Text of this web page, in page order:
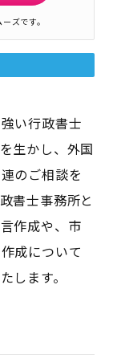
ズです。
い行政書士
生かし、外国
のご相談を
書士事務所と
作成や、市
成について
します。